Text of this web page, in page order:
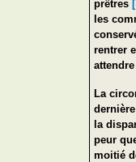
prêtres
les
rentrer
La
la
peur
moitié